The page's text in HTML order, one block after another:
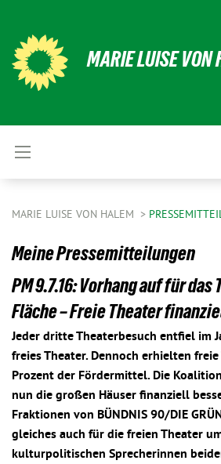
MARIE LUISE VON
MARIE LUISE VON HALEM
Meine Pressemitteilungen
PM 9.7.16: Vorhang auf für
Fläche – Freie Theater
Jeder dritte Theaterbesuch entfiel im
freies Theater. Dennoch erhielten
Prozent der Fördermittel. Die
nun die großen Häuser finanziell
Fraktionen von BÜNDNIS 90/DIE
gleiches auch für die freien Theater
kulturpolitischen Sprecherinnen